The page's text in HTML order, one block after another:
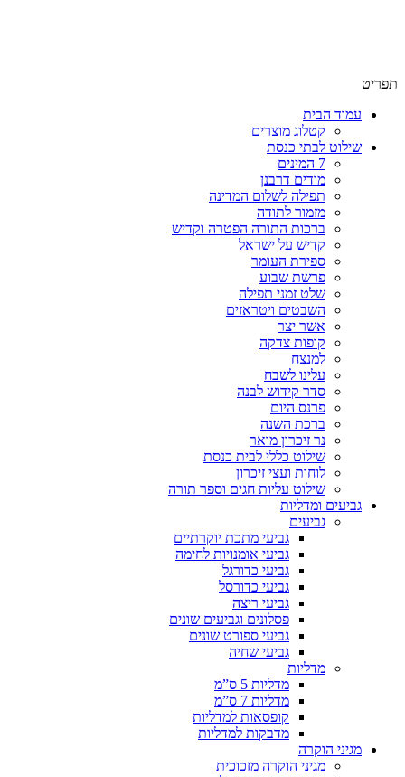
תפריט
עמוד הבית
קטלוג מוצרים
שילוט לבתי כנסת
7 המינים
מודים דרבנן
תפילה לשלום המדינה
מזמור לתודה
ברכות התורה הפטרה וקדיש
קדיש על ישראל
ספירת העומר
פרשת שבוע
שלט זמני תפילה
השבטים ויטראזים
אשר יצר
קופות צדקה
למנצח
עלינו לשבח
סדר קידוש לבנה
פרנס היום
ברכת השנה
נר זיכרון מואר
שילוט כללי לבית כנסת
לוחות ועצי זיכרון
שילוט עליות חגים וספר תורה
גביעים ומדליות
גביעים
גביעי מתכת יוקרתיים
גביעי אומנויות לחימה
גביעי כדורגל
גביעי כדורסל
גביעי ריצה
פסלונים וגביעים שונים
גביעי ספורט שונים
גביעי שחיה
מדליות
מדליות 5 ס”מ
מדליות 7 ס”מ
קופסאות למדליות
מדבקות למדליות
מגיני הוקרה
מגיני הוקרה מזכוכית